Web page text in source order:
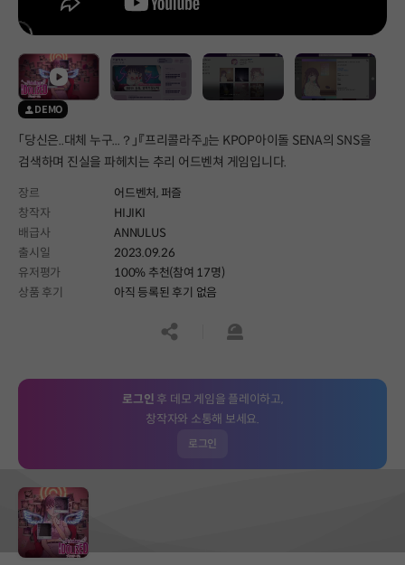
DEMO
「당신은..대체 누구...？」『프리콜라주』는 KPOP아이돌 SENA의 SNS을
검색하며 진실을 파헤치는 추리 어드벤쳐 게임입니다.
장르 어드벤처,퍼즐
창작자
HIJIKI
배급사
ANNULUS
출시일
2023.09.26
유저평가
100% 추천(참여 17명)
상품 후기
아직 등록된 후기 없음
공유하기신고하기
로그인 후 데모 게임을 플레이하고,
창작자와 소통해 보세요.
로그인